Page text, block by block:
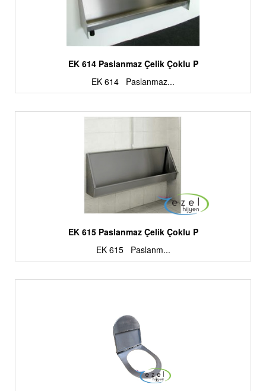
EK 614 Paslanmaz Çelik Çoklu P
EK 614 Paslanmaz...
EK 615 Paslanmaz Çelik Çoklu P
EK 615 Paslanm...